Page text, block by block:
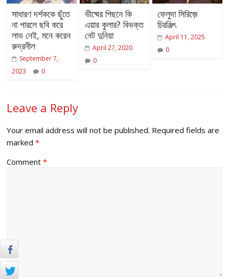
সাধারণ দর্শককে ছুঁতে
না পারলে ছবি করে
লাভ নেই, মনে করেন
রুদ্রনীল
September 7,
2023
0
ভীষ্মের পিছনে কি
এয়ার কুলার? বিভক্ত
নেট দুনিয়া
April 27, 2020
0
ফেলুদা সিরিজ়ে
চিরঞ্জিৎ
April 11, 2025
0
Leave a Reply
Your email address will not be published. Required fields are
marked*
Comment*